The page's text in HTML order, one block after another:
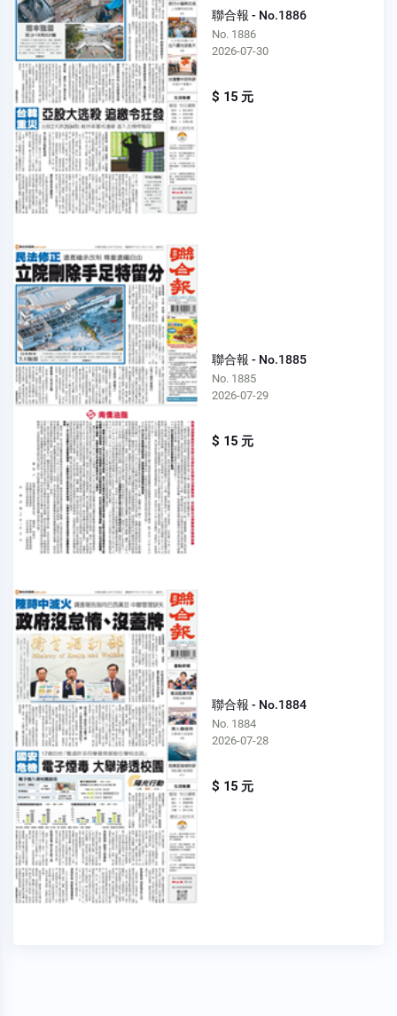
聯合報 - No.1886
No. 1886
2026-07-30
$ 15 元
聯合報 - No.1885
No. 1885
2026-07-29
$ 15 元
聯合報 - No.1884
No. 1884
2026-07-28
$ 15 元